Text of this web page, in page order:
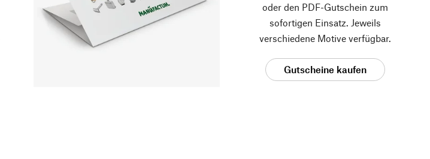
oder den PDF-Gutschein zum
sofortigen Einsatz. Jeweils
verschiedene Motive verfügbar.
Gutscheine kaufen